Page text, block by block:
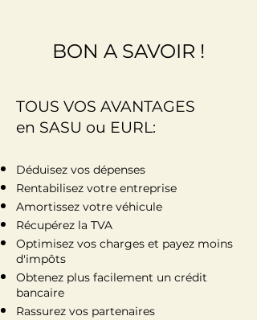
BON A SAVOIR !
TOUS VOS AVANTAGES
en SASU ou EURL:
Déduisez vos dépenses
Rentabilisez votre entreprise
Amortissez votre véhicule
Récupérez la TVA
Optimisez vos charges et payez moins
d'impôts
Obtenez plus facilement un crédit
bancaire
Rassurez vos partenaires